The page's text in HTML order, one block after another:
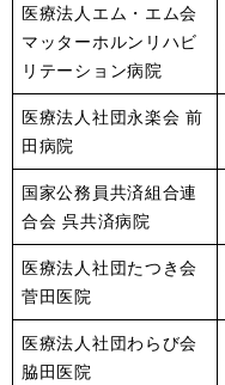
医療法人エム・エム会
マッターホルンリハビ
リテーション病院
医療法人社団永楽会 前
田病院
国家公務員共済組合連
合会 呉共済病院
医療法人社団たつき会
菅田医院
医療法人社団わらび会
脇田医院